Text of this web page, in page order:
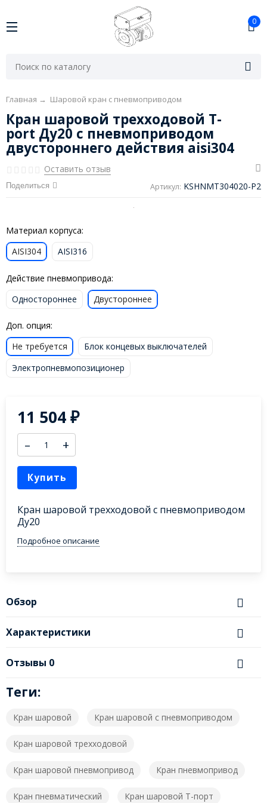
0
Главная → Шаровой кран с пневмоприводом
Кран шаровой трехходовой T-
port Ду20 с пневмоприводом
двустороннего действия aisi304
Оставить отзыв
Поделиться Артикул: KSHNMT304020-P2
Материал корпуса:
AISI304
AISI316
Действие пневмопривода:
Одностороннее
Двустороннее
Доп. опция:
Не требуется
Блок концевых выключателей
Электропневмопозиционер
11 504₽
– +
Купить
Кран шаровой трехходовой с пневмоприводом
Ду20
Подробное описание
Обзор
Характеристики
Отзывы 0
Теги:
Кран шаровой Кран шаровой с пневмоприводом
Кран шаровой трехходовой
Кран шаровой пневмопривод Кран пневмопривод
Кран пневматический Кран шаровой T-порт